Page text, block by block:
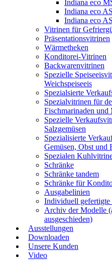
Indiana eco
Indiana eco
Indiana eco
Vitrinen für
Präsentationsvitrinen
Wärmetheken
Konditorei-Vitrinen
Backwarenvitrinen
Spezielle
Weichspeiseeis
Spezialsierte
Spezialvitrinen für
Fischmarinaden und
Spezielle
Salzgemüsen
Spezialisierte
Gemüsen, Obst und
Spezialen
Schränke
Schränke tandem
Schränke für
Ausgabelinien
Individuell gefertigte
Archiv der Modelle
ausgeschieden)
Ausstellungen
Downloaden
Unsere Kunden
Video